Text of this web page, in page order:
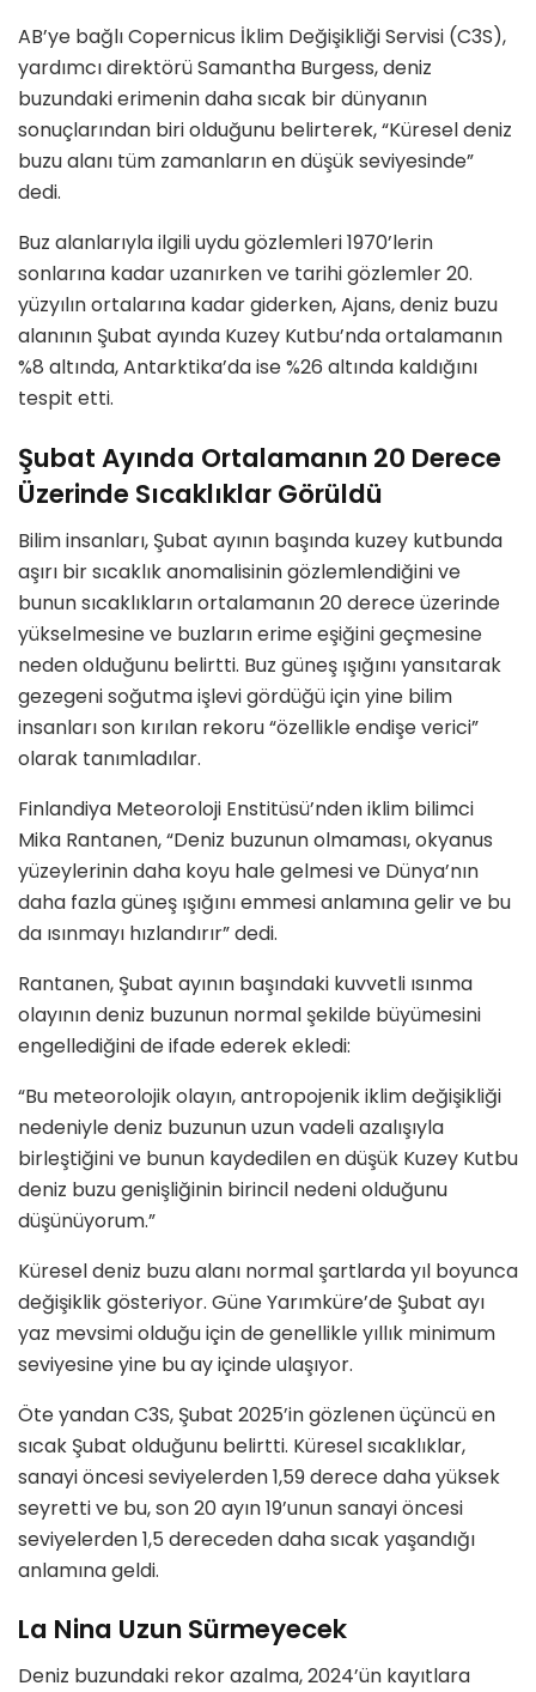
AB’ye bağlı Copernicus İklim Değişikliği Servisi (C3S),
yardımcı direktörü Samantha Burgess, deniz
buzundaki erimenin daha sıcak bir dünyanın
sonuçlarından biri olduğunu belirterek, “Küresel deniz
buzu alanı tüm zamanların en düşük seviyesinde”
dedi.
Buz alanlarıyla ilgili uydu gözlemleri 1970’lerin
sonlarına kadar uzanırken ve tarihi gözlemler 20.
yüzyılın ortalarına kadar giderken, Ajans, deniz buzu
alanının Şubat ayında Kuzey Kutbu’nda ortalamanın
%8 altında, Antarktika’da ise %26 altında kaldığını
tespit etti.
Şubat Ayında Ortalamanın 20 Derece
Üzerinde Sıcaklıklar Görüldü
Bilim insanları, Şubat ayının başında kuzey kutbunda
aşırı bir sıcaklık anomalisinin gözlemlendiğini ve
bunun sıcaklıkların ortalamanın 20 derece üzerinde
yükselmesine ve buzların erime eşiğini geçmesine
neden olduğunu belirtti. Buz güneş ışığını yansıtarak
gezegeni soğutma işlevi gördüğü için yine bilim
insanları son kırılan rekoru “özellikle endişe verici”
olarak tanımladılar.
Finlandiya Meteoroloji Enstitüsü’nden iklim bilimci
Mika Rantanen, “Deniz buzunun olmaması, okyanus
yüzeylerinin daha koyu hale gelmesi ve Dünya’nın
daha fazla güneş ışığını emmesi anlamına gelir ve bu
da ısınmayı hızlandırır” dedi.
Rantanen, Şubat ayının başındaki kuvvetli ısınma
olayının deniz buzunun normal şekilde büyümesini
engellediğini de ifade ederek ekledi:
“Bu meteorolojik olayın, antropojenik iklim değişikliği
nedeniyle deniz buzunun uzun vadeli azalışıyla
birleştiğini ve bunun kaydedilen en düşük Kuzey Kutbu
deniz buzu genişliğinin birincil nedeni olduğunu
düşünüyorum.”
Küresel deniz buzu alanı normal şartlarda yıl boyunca
değişiklik gösteriyor. Güne Yarımküre’de Şubat ayı
yaz mevsimi olduğu için de genellikle yıllık minimum
seviyesine yine bu ay içinde ulaşıyor.
Öte yandan C3S, Şubat 2025’in gözlenen üçüncü en
sıcak Şubat olduğunu belirtti. Küresel sıcaklıklar,
sanayi öncesi seviyelerden 1,59 derece daha yüksek
seyretti ve bu, son 20 ayın 19’unun sanayi öncesi
seviyelerden 1,5 dereceden daha sıcak yaşandığı
anlamına geldi.
La Nina Uzun Sürmeyecek
Deniz buzundaki rekor azalma, 2024’ün kayıtlara